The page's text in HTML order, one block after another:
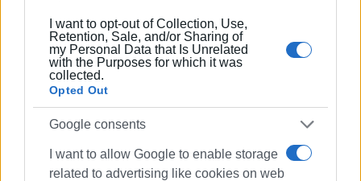
I want to opt-out of Collection, Use,
Retention, Sale, and/or Sharing of
my Personal Data that Is Unrelated
with the Purposes for which it was
collected.
Opted Out
Google consents
I want to allow Google to enable storage
related to advertising like cookies on web